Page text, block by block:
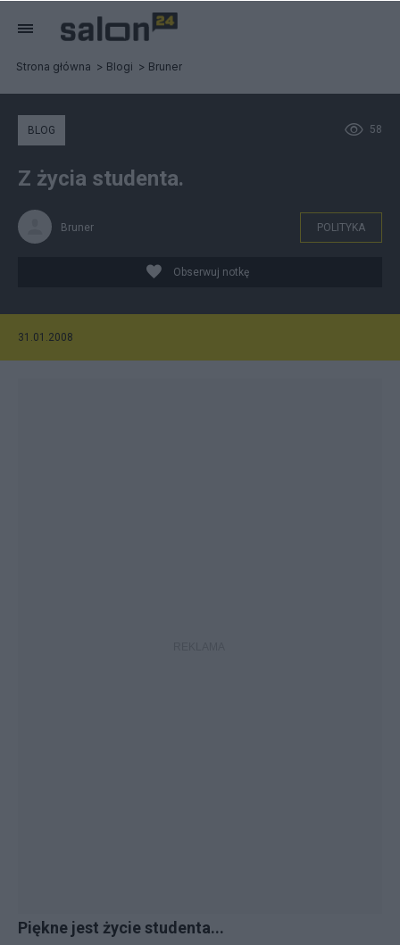
Strona główna Blogi Bruner
58
BLOG
Z życia studenta.
Bruner POLITYKA
Obserwuj notkę
31.01.2008
Piękne jest życie studenta...